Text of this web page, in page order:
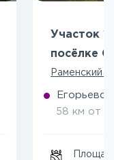
Участок
посёлке
Раменский
58 км от